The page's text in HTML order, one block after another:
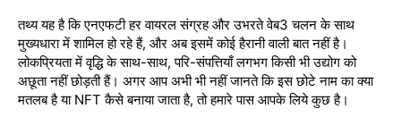
तथ्य यह है कि एनएफटी हर वायरल संग्रह और उभरते वेब3 चलन के साथ
मुख्यधारा में शामिल हो रहे हैं, और अब इसमें कोई हैरानी वाली बात नहीं है।
लोकप्रियता में वृद्धि के साथ-साथ, परि-संपत्तियाँ लगभग किसी भी उद्योग को
अछूता नहीं छोड़ती हैं। अगर आप अभी भी नहीं जानते कि इस छोटे नाम का क्या
मतलब है या NFT कैसे बनाया जाता है, तो हमारे पास आपके लिये कुछ है।